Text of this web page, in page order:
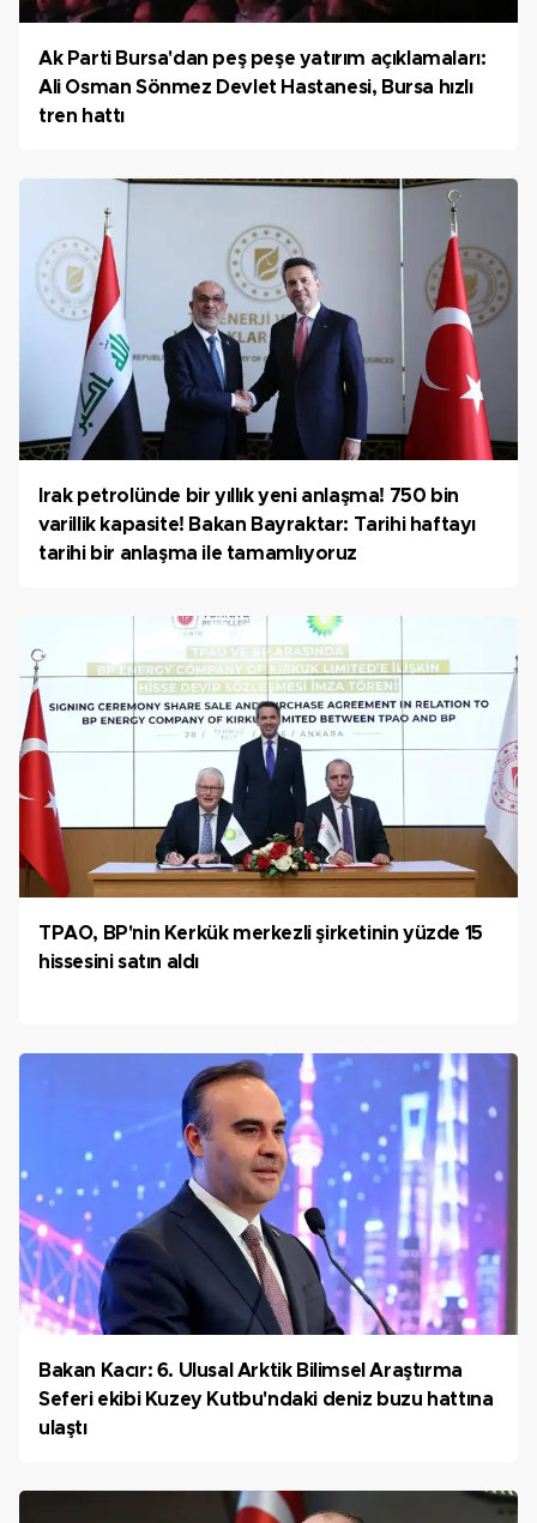
Ak Parti Bursa'dan peş peşe yatırım açıklamaları:
Ali Osman Sönmez Devlet Hastanesi, Bursa hızlı
tren hattı
Irak petrolünde bir yıllık yeni anlaşma! 750 bin
varillik kapasite! Bakan Bayraktar: Tarihi haftayı
tarihi bir anlaşma ile tamamlıyoruz
TPAO, BP'nin Kerkük merkezli şirketinin yüzde 15
hissesini satın aldı
Bakan Kacır: 6. Ulusal Arktik Bilimsel Araştırma
Seferi ekibi Kuzey Kutbu'ndaki deniz buzu hattına
ulaştı